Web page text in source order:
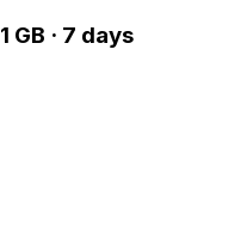
GB · 7 days